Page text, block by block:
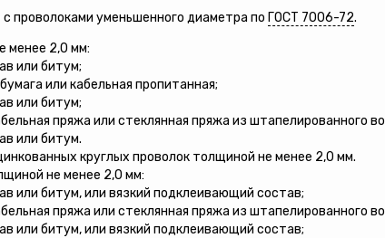
проволоками уменьшенного диаметра по ГОСТ 7006-72.
менее 2,0 мм:
или битум;
или кабельная пропитанная;
или битум;
пряжа или стеклянная пряжа из штапелированного
или битум.
круглых проволок толщиной не менее 2,0 мм.
не менее 2,0 мм:
или битум, или вязкий подклеивающий состав;
пряжа или стеклянная пряжа из штапелированного
или битум, или вязкий подклеивающий состав;